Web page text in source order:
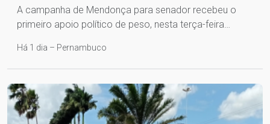
A campanha de Mendonça para senador recebeu o
primeiro apoio político de peso, nesta terça-feira…
Há 1 dia – Pernambuco